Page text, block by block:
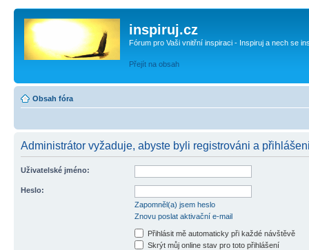
inspiruj.cz
Fórum pro Vaši vnitřní inspiraci - Inspiruj a nech se
Přejít na obsah
Obsah fóra
Administrátor vyžaduje, abyste byli registrováni a
Uživatelské jméno:
Heslo:
Zapomněl(a) jsem heslo
Znovu poslat aktivační e-mail
Přihlásit mě automaticky při každé návštěvě
Skrýt můj online stav pro toto přihlášení